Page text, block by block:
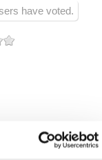
have voted.